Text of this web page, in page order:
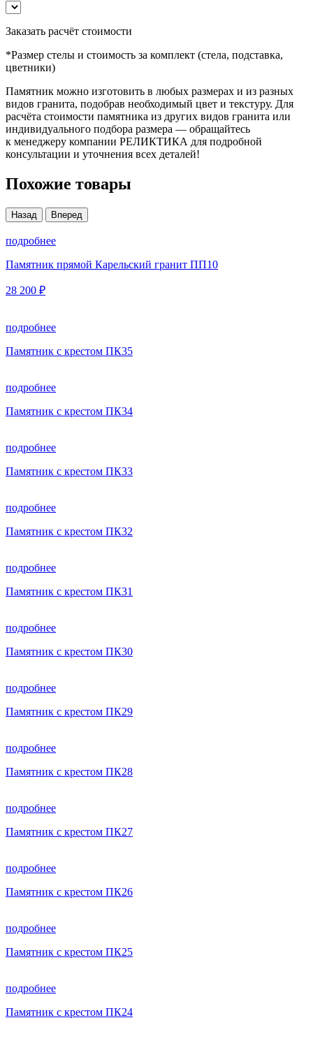
Заказать расчёт стоимости
*Размер стелы и стоимость за комплект (стела, подставка,
цветники)
Памятник можно изготовить в любых размерах и из разных
видов гранита, подобрав необходимый цвет и текстуру. Для
расчёта стоимости памятника из других видов гранита или
индивидуального подбора размера — обращайтесь
к менеджеру компании РЕЛИКТИКА для подробной
консультации и уточнения всех деталей!
Похожие товары
Назад Вперед
подробнее
Памятник прямой Карельский гранит ПП10
28 200 ₽
подробнее
Памятник с крестом ПК35
подробнее
Памятник с крестом ПК34
подробнее
Памятник с крестом ПК33
подробнее
Памятник с крестом ПК32
подробнее
Памятник с крестом ПК31
подробнее
Памятник с крестом ПК30
подробнее
Памятник с крестом ПК29
подробнее
Памятник с крестом ПК28
подробнее
Памятник с крестом ПК27
подробнее
Памятник с крестом ПК26
подробнее
Памятник с крестом ПК25
подробнее
Памятник с крестом ПК24